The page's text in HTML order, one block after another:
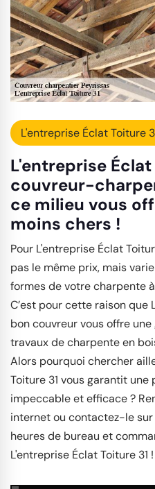
L'entreprise Éclat Toiture
L'entreprise
couvreur-
ce milieu vous
moins chers !
Pour L'entreprise Éclat
pas le même prix, mais
formes de votre charpente
C’est pour cette raison que
bon couvreur vous offre
travaux de charpente en
Alors pourquoi chercher
Toiture 31 vous garantit
impeccable et efficace ?
internet ou contactez-le
heures de bureau et
L'entreprise Éclat Toiture 31 !